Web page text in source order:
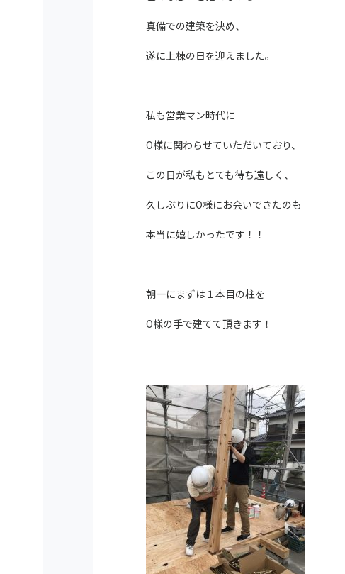
真備での建築を決め、
遂に上棟の日を迎えました。
私も営業マン時代に
O様に関わらせていただいており、
この日が私もとても待ち遠しく、
久しぶりにO様にお会いできたのも
本当に嬉しかったです！！
朝一にまずは１本目の柱を
O様の手で建てて頂きます！